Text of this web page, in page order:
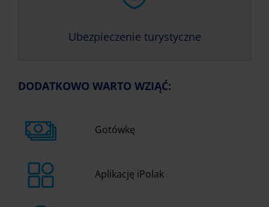
Ubezpieczenie turystyczne
DODATKOWO WARTO WZIĄĆ:
Gotówkę
Aplikację iPolak